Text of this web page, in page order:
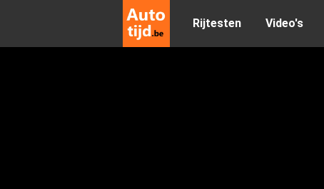
Rijtesten Video's